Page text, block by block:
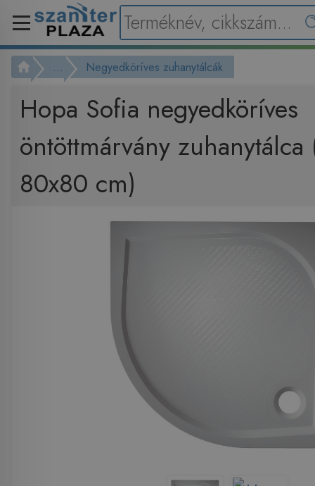
... Negyedköríves zuhanytálcák
Hopa Sofia negyedköríves
öntöttmárvány
80x80 cm)